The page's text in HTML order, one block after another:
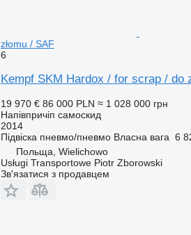
złomu / SAF
6
Kempf SKM Hardox / for scrap / do
19 970 € 86 000 PLN ≈ 1 028 000 грн
Напівпричіп самоскид
2014
Підвіска пневмо/пневмо Власна вага 6
Польща, Wielichowo
Usługi Transportowe Piotr Zborowski
Зв'язатися з продавцем